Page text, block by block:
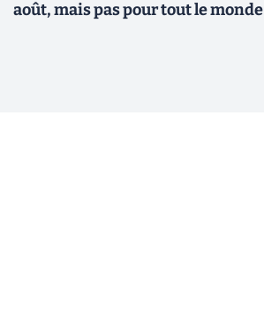
août, mais pas pour tout le monde